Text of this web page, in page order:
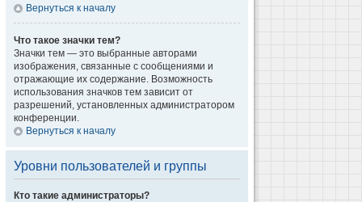
Вернуться к началу
Что такое значки тем?
Значки тем — это выбранные авторами
изображения, связанные с сообщениями и
отражающие их содержание. Возможность
использования значков тем зависит от
разрешений, установленных администратором
конференции.
Вернуться к началу
Уровни пользователей и группы
Кто такие администраторы?